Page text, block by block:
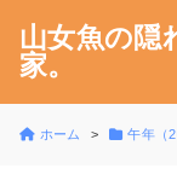
山女魚の隠
家。
ホーム 午年（